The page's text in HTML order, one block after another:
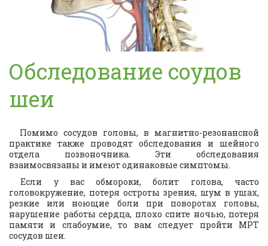
Обследование соудов
шеи
Помимо сосудов головы, в магнитно-резонансной
практике также проводят обследования и шейного
отдела позвоночника. Эти обследования
взаимосвязаны и имеют одинаковые симптомы.
Если у вас обмороки, болит голова, часто
головокружение, потеря остроты зрения, шум в ушах,
резкие или ноющие боли при поворотах головы,
нарушение работы сердца, плохо спите ночью, потеря
памяти и слабоумие, то вам следует пройти МРТ
сосудов шеи.